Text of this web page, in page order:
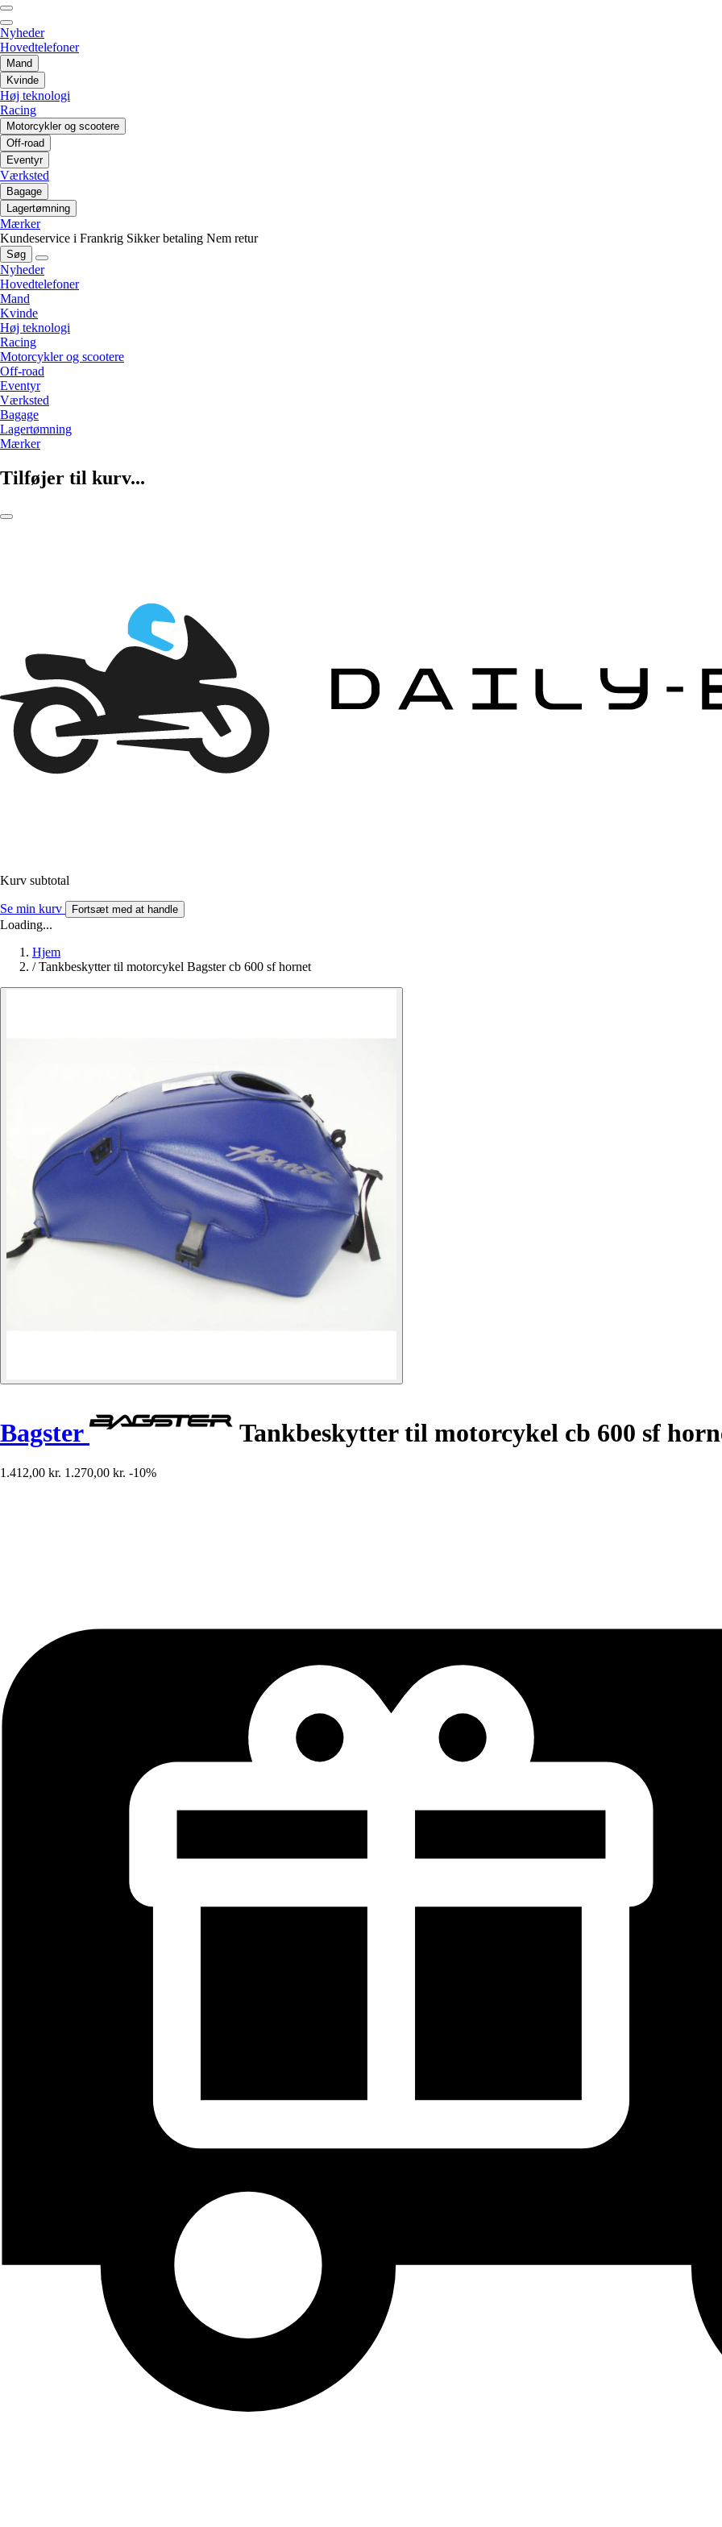
Nyheder
Hovedtelefoner
Mand
Kvinde
Høj teknologi
Racing
Motorcykler og scootere
Off-road
Eventyr
Værksted
Bagage
Lagertømning
Mærker
Kundeservice i Frankrig Sikker betaling Nem retur
Søg
Nyheder
Hovedtelefoner
Mand
Kvinde
Høj teknologi
Racing
Motorcykler og scootere
Off-road
Eventyr
Værksted
Bagage
Lagertømning
Mærker
Tilføjer til kurv...
Kurv subtotal
Se min kurv Fortsæt med at handle
Loading...
Hjem
/ Tankbeskytter til motorcykel Bagster cb 600 sf hornet
Bagster Tankbeskytter til motorcykel cb 600 sf
1.412,00 kr. 1.270,00 kr. -10%